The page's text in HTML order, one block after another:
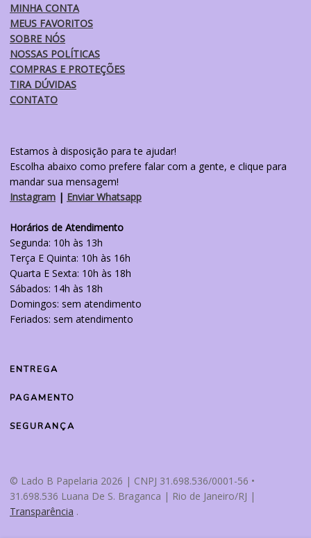
MINHA CONTA
MEUS FAVORITOS
SOBRE NÓS
NOSSAS POLÍTICAS
COMPRAS E PROTEÇÕES
TIRA DÚVIDAS
CONTATO
Estamos à disposição para te ajudar!
Escolha abaixo como prefere falar com a gente, e clique para
mandar sua mensagem!
Instagram | Enviar Whatsapp
Horários de Atendimento
Segunda: 10h às 13h
Terça E Quinta: 10h às 16h
Quarta E Sexta: 10h às 18h
Sábados: 14h às 18h
Domingos: sem atendimento
Feriados: sem atendimento
ENTREGA
PAGAMENTO
SEGURANÇA
© Lado B Papelaria 2026 | CNPJ 31.698.536/0001-56 •
31.698.536 Luana De S. Braganca | Rio de Janeiro/RJ |
Transparência .